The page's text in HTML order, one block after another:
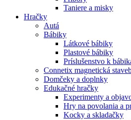
Taniere a misky
Hračky
Autá
Bábiky
Látkové bábiky
Plastové bábiky
Príslušenstvo k
Connetix magnetická
Domčeky a doplnky
Edukačné hračky
Experimenty a
Hry na povolania a
Kocky a skladačky